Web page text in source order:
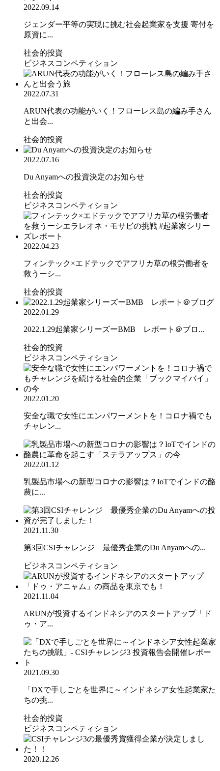
2022.09.14
ジェンダー平等の実現に挑む社会起業家を支援 寄付を
原資に...
社会的投資
ビジネスコンペティション
2022.07.31
ARUN代表の功能がいく！フローレス島の編み手さん
と出会...
社会的投資
2022.07.16
Du Anyamへの投資決定のお知らせ
社会的投資
ビジネスコンペティション
2022.04.23
フィンテック×エドテックでアフリカ草の根労働者を
救うーシ...
社会的投資
2022.01.29
2022.1.29起業家シリーズーBMB レポート＠ブロ...
社会的投資
ビジネスコンペティション
2022.01.20
安全な職で女性にエンパワーメントを！コロナ禍でも
チャレン...
2022.01.12
乳製品市場への新型コロナの影響は？IoTでインドの酪
農に...
2021.11.30
第3回CSIチャレンジ 最優秀企業のDu Anyamへの...
ビジネスコンペティション
2021.11.04
ARUNが投資するインドネシアのスタートアップ「ド
ゥ・ア...
2021.09.30
「DXで手しごとを世界に～インドネシア女性起業家た
ちの挑...
社会的投資
ビジネスコンペティション
2020.12.26